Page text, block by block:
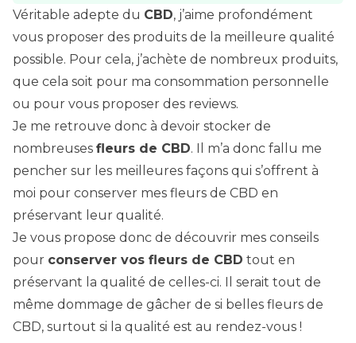
Véritable adepte du CBD, j’aime profondément
vous proposer des produits de la meilleure qualité
possible. Pour cela, j’achète de nombreux produits,
que cela soit pour ma consommation personnelle
ou pour vous proposer des reviews.
Je me retrouve donc à devoir stocker de
nombreuses fleurs de CBD. Il m’a donc fallu me
pencher sur les meilleures façons qui s’offrent à
moi pour conserver mes fleurs de CBD en
préservant leur qualité.
Je vous propose donc de découvrir mes conseils
pour conserver vos fleurs de CBD tout en
préservant la qualité de celles-ci. Il serait tout de
même dommage de gâcher de si belles fleurs de
CBD, surtout si la qualité est au rendez-vous !